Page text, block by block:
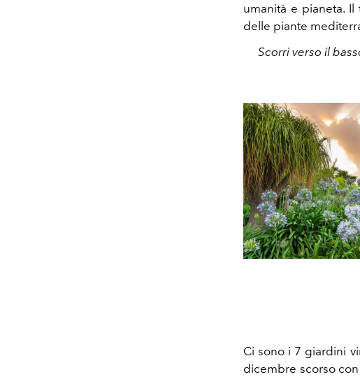
umanità e pianeta.
delle piante
Scorri verso il
Ci sono i 7 giardini
dicembre scorso